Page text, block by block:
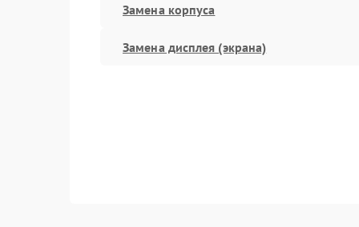
Замена корпуса
Замена дисплея (экрана)